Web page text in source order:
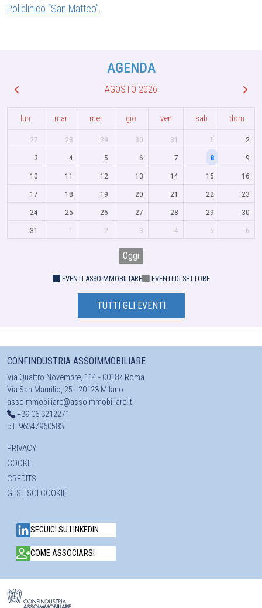
Policlinico “San Matteo”
AGENDA
AGOSTO 2026
lun mar mer gio ven sab dom
27 28 29 30 31 1
2
3
4 5 6 7 8
9
10
11 12 13 14 15
16
17
18 19 20 21 22
23
24
25 26 27 28 29
30
31
1 2 3 4 5 6
Oggi
EVENTI ASSOIMMOBILIARE EVENTI DI SETTORE
TUTTI GLI EVENTI
CONFINDUSTRIA ASSOIMMOBILIARE
Via Quattro Novembre, 114 - 00187 Roma
Via San Maurilio, 25 - 20123 Milano
assoimmobiliare@assoimmobiliare.it
+39 06 3212271
c.f. 96347960583
PRIVACY
COOKIE
CREDITS
GESTISCI COOKIE
SEGUICI SU LINKEDIN
COME ASSOCIARSI